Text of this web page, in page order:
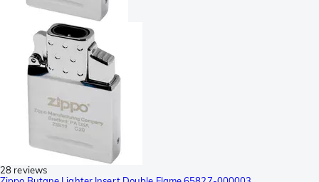
28 reviews